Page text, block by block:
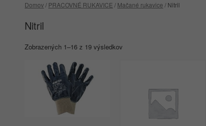
Domov/ PRACOVNÉ RUKAVICE / Mačané rukavice / Nitril
Nitril
Zobrazených 1–16 z 19 výsledkov